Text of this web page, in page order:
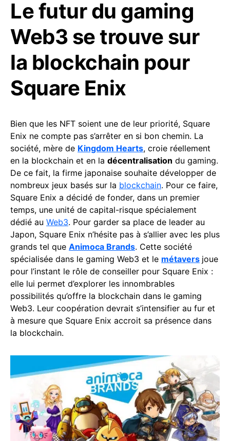
Le futur du gaming
Web3 se trouve sur
la blockchain pour
Square Enix
Bien que les NFT soient une de leur priorité, Square
Enix ne compte pas s’arrêter en si bon chemin. La
société, mère de Kingdom Hearts, croie réellement
en la blockchain et en la décentralisation du gaming.
De ce fait, la firme japonaise souhaite développer de
nombreux jeux basés sur la blockchain. Pour ce faire,
Square Enix a décidé de fonder, dans un premier
temps, une unité de capital-risque spécialement
dédié au Web3. Pour garder sa place de leader au
Japon, Square Enix n’hésite pas à s’allier avec les plus
grands tel que Animoca Brands. Cette société
spécialisée dans le gaming Web3 et le métavers joue
pour l’instant le rôle de conseiller pour Square Enix :
elle lui permet d’explorer les innombrables
possibilités qu’offre la blockchain dans le gaming
Web3. Leur coopération devrait s’intensifier au fur et
à mesure que Square Enix accroit sa présence dans
la blockchain.